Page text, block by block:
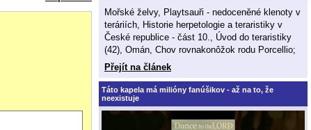
Mořské želvy, Playtsauři - nedoceněné klenoty v
teráriích, Historie herpetologie a teraristiky v
České republice - část 10., Úvod do teraristiky
(42), Omán, Chov rovnakonôžok rodu Porcellio;
Přejít na článek
Táto kapela má milióny fanúšikov - až na to, že
neexistuje